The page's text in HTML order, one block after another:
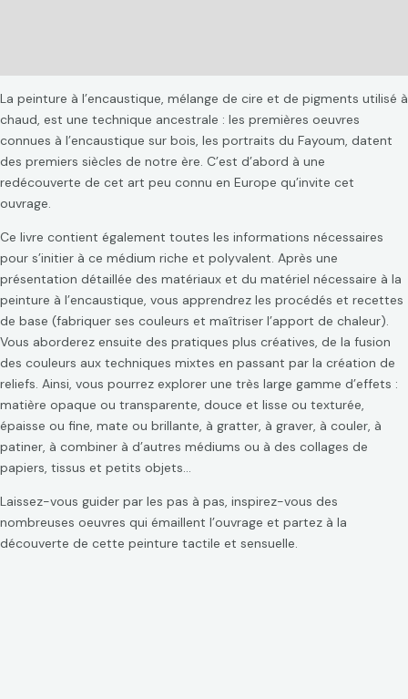
La peinture à l’encaustique, mélange de cire et de pigments utilisé à
chaud, est une technique ancestrale : les premières oeuvres
connues à l’encaustique sur bois, les portraits du Fayoum, datent
des premiers siècles de notre ère. C’est d’abord à une
redécouverte de cet art peu connu en Europe qu’invite cet
ouvrage.
Ce livre contient également toutes les informations nécessaires
pour s’initier à ce médium riche et polyvalent. Après une
présentation détaillée des matériaux et du matériel nécessaire à la
peinture à l’encaustique, vous apprendrez les procédés et recettes
de base (fabriquer ses couleurs et maîtriser l’apport de chaleur).
Vous aborderez ensuite des pratiques plus créatives, de la fusion
des couleurs aux techniques mixtes en passant par la création de
reliefs. Ainsi, vous pourrez explorer une très large gamme d’effets :
matière opaque ou transparente, douce et lisse ou texturée,
épaisse ou fine, mate ou brillante, à gratter, à graver, à couler, à
patiner, à combiner à d’autres médiums ou à des collages de
papiers, tissus et petits objets…
Laissez-vous guider par les pas à pas, inspirez-vous des
nombreuses oeuvres qui émaillent l’ouvrage et partez à la
découverte de cette peinture tactile et sensuelle.